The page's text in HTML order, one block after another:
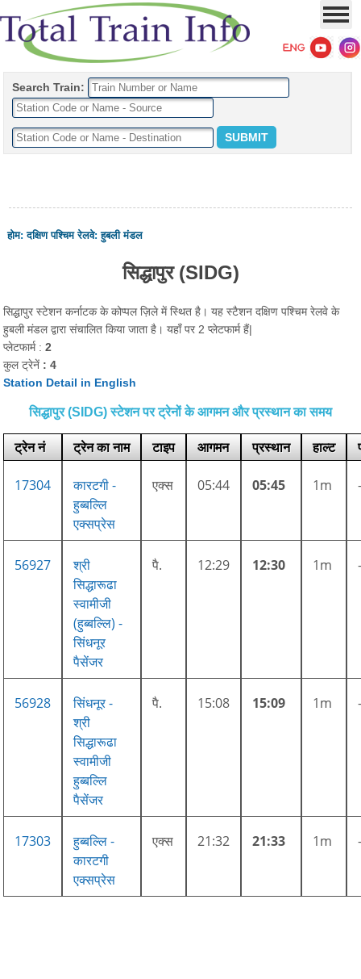
Search Train:
होम:दक्षिण पश्चिम रेलवे:हुबली मंडल
सिद्धापुर (SIDG)
सिद्धापुर स्टेशन कर्नाटक के कोप्पल ज़िले में स्थित है। यह स्टैशन दक्षिण पश्चिम रेलवे के
हुबली मंडल द्वारा संचालित किया जाता है। यहाँ पर 2 प्लेटफार्म हैं|
प्लेटफार्म :2
कुल ट्रेनें : 4
Station Detail in English
सिद्धापुर (SIDG) स्टेशन पर ट्रेनों के आगमन और प्रस्थान का समय
ट्रेन नं ट्रेन का नाम टाइप आगमन प्रस्थान हाल्ट
17304
कारटगी -
हुब्बल्लि
एक्सप्रेस
एक्स 05:44 05:45 1m
56927
श्री
सिद्धारूढा
स्वामीजी
(हुब्बल्लि) -
सिंधनूर
पैसेंजर
पै. 12:29 12:30 1m
56928
सिंधनूर -
श्री
सिद्धारूढा
स्वामीजी
हुब्बल्लि
पैसेंजर
पै. 15:08 15:09 1m
17303
हुब्बल्लि -
कारटगी
एक्सप्रेस
एक्स 21:32 21:33 1m